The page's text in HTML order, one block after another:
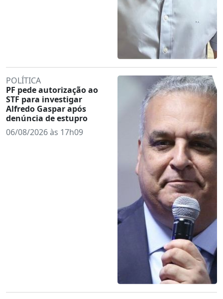
POLÍTICA
PF pede autorização ao
STF para investigar
Alfredo Gaspar após
denúncia de estupro
06/08/2026 às 17h09